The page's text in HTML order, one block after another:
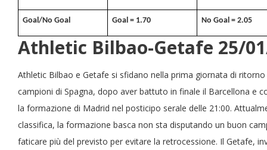
Goal/No Goal Goal = 1.70 No Goal = 2.05
Athletic Bilbao-Getafe 25/
Athletic Bilbao e Getafe si sfidano nella prima giornata di
campioni di Spagna, dopo aver battuto in finale il Barcellona e
la formazione di Madrid nel posticipo serale delle 21:00.
classifica, la formazione basca non sta disputando un buon
faticare più del previsto per evitare la retrocessione. Il Getafe,